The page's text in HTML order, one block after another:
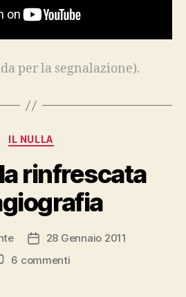
per la segnalazione).
Categorie
IL NULLA
rinfrescata
Data
dell'articolo
28 Gennaio 2011
6 commentisu